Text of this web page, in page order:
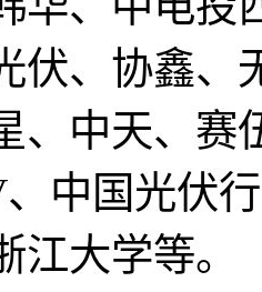
伏、协鑫、
、中天、赛
中国光伏
江大学等。